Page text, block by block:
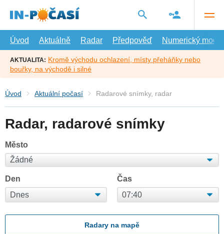
hlavní
Úvod
Aktuálně Radar Předpověď Numerický model
AKTUALITA: Kromě východu ochlazení, místy přeháňky nebo
bouřky, na východě i silné
Úvod Aktuální počasí Radarové snímky, radar
Radar, radarové snímky
Město
Den Čas
Radary na mapě